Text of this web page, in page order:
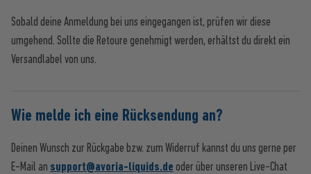
Sobald deine Anmeldung bei uns eingegangen ist, prüfen wir diese
umgehend. Sollte die Retoure genehmigt werden, erhältst du direkt ein
Versandlabel von uns.
Wie melde ich eine Rücksendung an?
Deinen Wunsch zur Rückgabe bzw. zum Widerruf kannst du uns gerne per
E-Mail an support@avoria-liquids.de oder über unseren Live-Chat